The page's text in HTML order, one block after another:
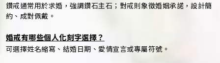
鑽戒通常用於求婚，強調鑽石主石；對戒則象徵婚姻承諾，設計簡
約、成對佩戴。
婚戒有哪些個人化刻字選擇？
可選擇姓名縮寫、結婚日期、愛情宣言或專屬符號。